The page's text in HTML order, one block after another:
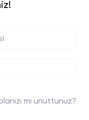
mı unuttunuz?